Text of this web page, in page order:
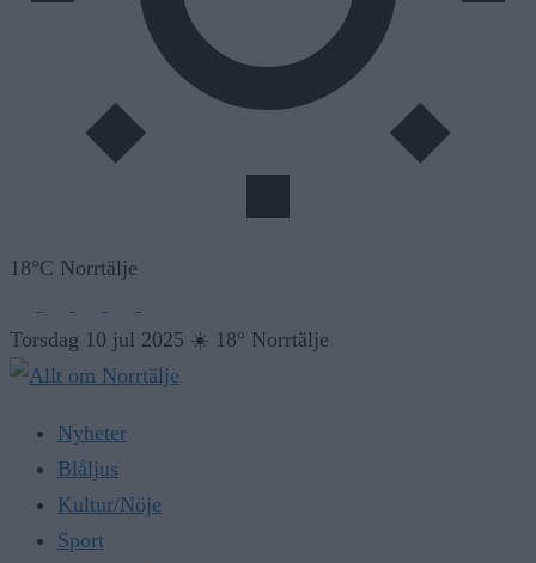
18°C Norrtälje
Torsdag 10 jul 2025 ☀️ 18° Norrtälje
Nyheter
Blåljus
Kultur/Nöje
Sport